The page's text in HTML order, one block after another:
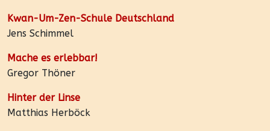
Kwan-Um-Zen-Schule Deutschland
Jens Schimmel
Mache es erlebbar!
Gregor Thöner
Hinter der Linse
Matthias Herböck